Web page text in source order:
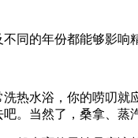
同的年份都能够影
热水浴，你的唠叨
。当然了，桑拿、蒸